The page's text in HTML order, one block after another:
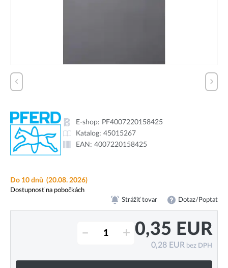
E-shop: PF4007220158425
Katalog: 45015267
EAN: 4007220158425
Do 10 dnů (20.08. 2026)
Dostupnosť na pobočkách
Strážiť tovar Dotaz/Poptat
– + 0,35 EUR
0,28 EUR bez DPH